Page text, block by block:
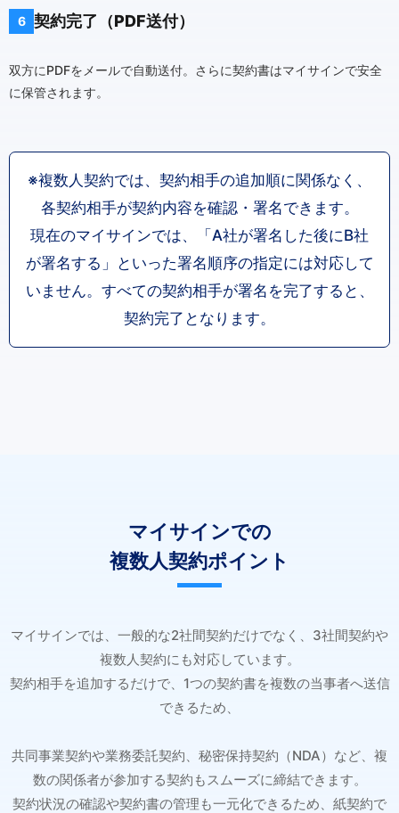
6 契約完了（PDF送付）
双方にPDFをメールで自動送付。さらに契約書はマイサインで安全
に保管されます。
※複数人契約では、契約相手の追加順に関係なく、
各契約相手が契約内容を確認・署名できます。
現在のマイサインでは、「A社が署名した後にB社
が署名する」といった署名順序の指定には対応して
いません。すべての契約相手が署名を完了すると、
契約完了となります。
マイサインでの
複数人契約ポイント
マイサインでは、一般的な2社間契約だけでなく、3社間契約や
複数人契約にも対応しています。
契約相手を追加するだけで、1つの契約書を複数の当事者へ送信
できるため、
共同事業契約や業務委託契約、秘密保持契約（NDA）など、複
数の関係者が参加する契約もスムーズに締結できます。
契約状況の確認や契約書の管理も一元化できるため、紙契約で